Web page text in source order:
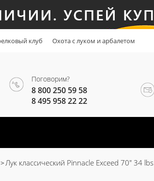
клуб Охота с луком и арбалетом
Поговорим?
8 800 250 59 58
8 495 958 22 22
Лук классический Pinnacle Exceed 70" 34 lbs